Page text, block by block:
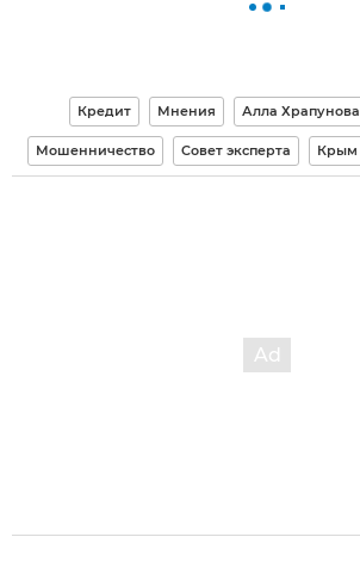
Кредит Мнения Алла Храпунова
Мошенничество Совет эксперта Крым